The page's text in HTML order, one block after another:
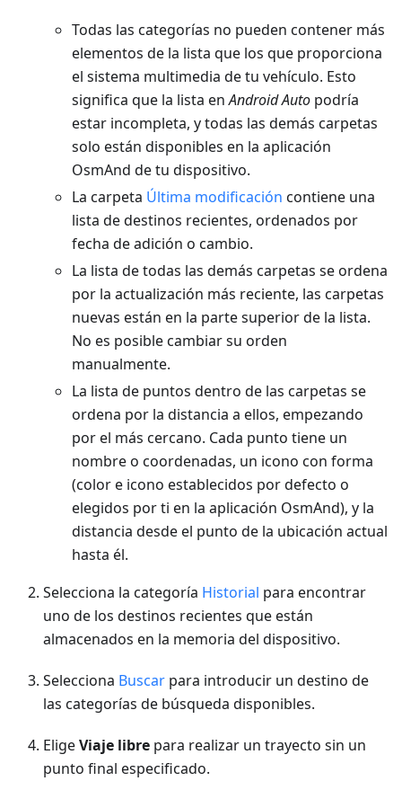
Todas las categorías no pueden contener más
elementos de la lista que los que proporciona
el sistema multimedia de tu vehículo. Esto
significa que la lista enAndroid Auto podría
estar incompleta, y todas las demás carpetas
solo están disponibles en la aplicación
OsmAnd de tu dispositivo.
La carpeta Última modificación contiene una
lista de destinos recientes, ordenados por
fecha de adición o cambio.
La lista de todas las demás carpetas se ordena
por la actualización más reciente, las carpetas
nuevas están en la parte superior de la lista.
No es posible cambiar su orden
manualmente.
La lista de puntos dentro de las carpetas se
ordena por la distancia a ellos, empezando
por el más cercano. Cada punto tiene un
nombre o coordenadas, un icono con forma
(color e icono establecidos por defecto o
elegidos por ti en la aplicación OsmAnd), y la
distancia desde el punto de la ubicación actual
hasta él.
Selecciona la categoría Historial para encontrar
uno de los destinos recientes que están
almacenados en la memoria del dispositivo.
Selecciona Buscar para introducir un destino de
las categorías de búsqueda disponibles.
EligeViaje libre para realizar un trayecto sin un
punto final especificado.